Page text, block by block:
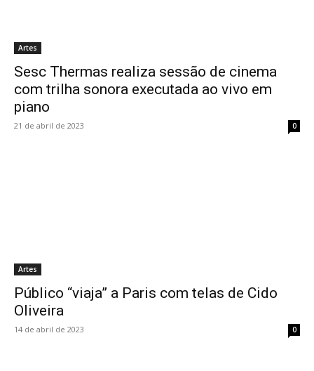
Artes
Sesc Thermas realiza sessão de cinema
com trilha sonora executada ao vivo em
piano
21 de abril de 2023 0
Artes
Público “viaja” a Paris com telas de Cido
Oliveira
14 de abril de 2023 0